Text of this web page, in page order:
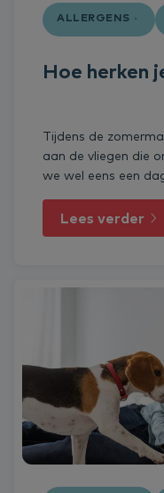
ALLERGENS
Hoe herken
Tijdens de
aan de vliegen die
we wel eens een
Lees verder